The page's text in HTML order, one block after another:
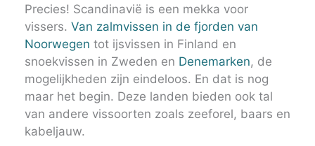
Precies! Scandinavië is een mekka voor
vissers. Van zalmvissen in de fjorden van
Noorwegen tot ijsvissen in Finland en
snoekvissen in Zweden en Denemarken, de
mogelijkheden zijn eindeloos. En dat is nog
maar het begin. Deze landen bieden ook tal
van andere vissoorten zoals zeeforel, baars en
kabeljauw.